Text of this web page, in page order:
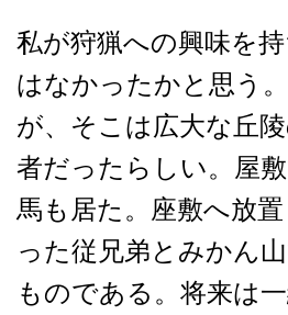
私が狩猟への興味を
はなかったかと思う
が、そこは広大な丘
者だったらしい。屋
馬も居た。座敷へ放
った従兄弟とみかん
ものである。将来は